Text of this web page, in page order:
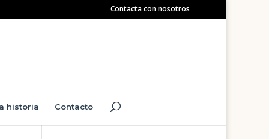
Contacta con nosotros
historia Contacto